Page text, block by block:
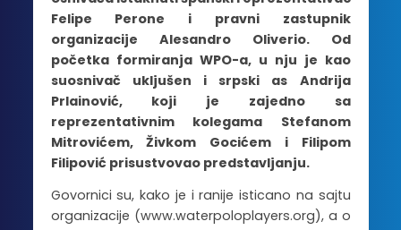
Felipe Perone i pravni zastupnik
organizacije Alesandro Oliverio. Od
početka formiranja WPO-a, u nju je kao
suosnivač ukljušen i srpski as Andrija
Prlainović, koji je zajedno sa
reprezentativnim kolegama Stefanom
Mitrovićem, Živkom Gocićem i Filipom
Filipović prisustvovao predstavljanju.
Govornici su, kako je i ranije isticano na sajtu
organizacije (www.waterpoloplayers.org), a o